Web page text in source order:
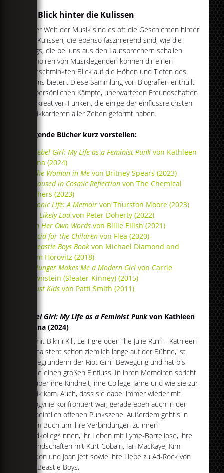
Ein Blick hinter die Kulissen
In der Welt der Musik sind es oft die Geschichten hinter
den Kulissen, die ebenso faszinierend sind, wie die
Songs, die bei uns aus den Lautsprechern schallen.
Memoiren von Musiklegenden können dir einen
ungeschminkten Blick auf die Höhen und Tiefen des
Ruhms bieten. Diese Sammlung von Biografien enthüllt
die persönlichen Kämpfe, unerwarteten Freundschaften
und kreativen Funken, die einige der einflussreichsten
Musikkarrieren aller Zeiten geformt haben.
Folgende Bücher kurz vorstellen:
Rebel Girl: My Life as a Feminist Punkvon Kathleen
Hanna (2024)
The Woman in Mevon Britney Spears (2023)
Paused in Cosmic Reflectionvon The Chemical
Brothers (2023)
Sonic Life: A Memoirvon Thurston Moore (2023)
A Likely Ladvon Peter Doherty (2022)
In Her Own Wordsvon Billie Eilish (2021)
Acid for the Childrenvon Flea (2020)
Beastie Boys Bookvon Michael Diamond and
Adam Horovitz (2018)
Hunger Makes Me a Modern Girlvon Carrie
Brownstein (Sleater-Kinney) (2015)
Just Kidsvon Patti Smith (2011)
Rebel Girl: My Life as a Feminist Punkvon Kathleen
Hanna (2024)
Ob mit Bikini Kill, Le Tigre oder The Julie Ruin – Kathleen
Hanna steht schon ziemlich lange auf der Bühne, ist
Mitbegründerin der Riot Grrrl Bewegung und hat bis
heute einen großen Einfluss. In ihren Memoiren spricht
sie über ihre Kindheit, ihre College-Jahre und wie sie zur
Musik kam. Auch, dass sie dabei immer wieder mit
Misogynie konfrontiert war, gerade eben auch in der
vermeintlich offenen Punkszene. Außerdem geht's in
ihrem Buch um ihre Verbindungen zu ihren
Bandkolleg*innen, ihr Leben mit Lyme-Borreliose, ihre
Freundschaften mit Kurt Cobain, Ian MacKaye, Kim
Gordon und Joan Jett sowie ihre Liebe zu Ad-Rock von
den Beastie Boys.